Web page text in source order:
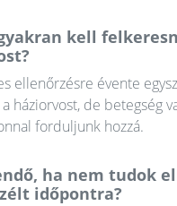
kell
ellenőrzésre évente
háziorvost, de betegség
forduljunk hozzá.
ha nem tudok
időpontra?